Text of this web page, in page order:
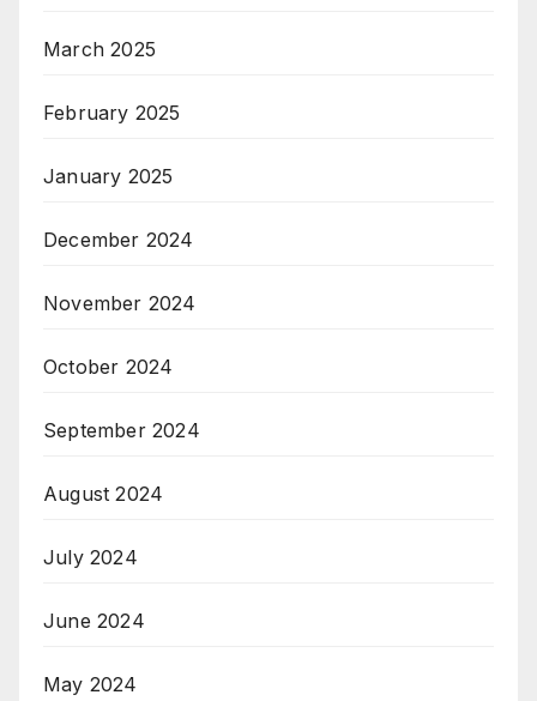
March 2025
February 2025
January 2025
December 2024
November 2024
October 2024
September 2024
August 2024
July 2024
June 2024
May 2024